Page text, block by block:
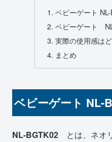
ベビーゲート
ベビーゲート
実際の使用感は
まとめ
ベビーゲート
NL-BGTK02 とは、ネオ